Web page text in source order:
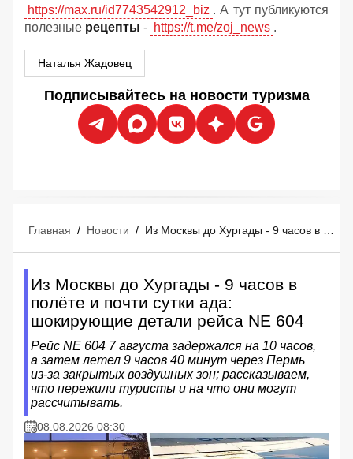
https://max.ru/id7743542912_biz . А тут публикуются
полезные рецепты - https://t.me/zoj_news .
Наталья Жадовец
Подписывайтесь на новости туризма
Главная / Новости /
Из Москвы до Хургады - 9 часов в
полёте и почти сутки ада:
шокирующие детали рейса NE 604
Рейс NE 604 7 августа задержался на 10 часов,
а затем летел 9 часов 40 минут через Пермь
из‑за закрытых воздушных зон; рассказываем,
что пережили туристы и на что они могут
рассчитывать.
08.08.2026 08:30